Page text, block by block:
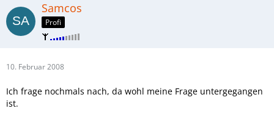
Samcos
Profi
10. Februar 2008
Ich frage nochmals nach, da wohl meine Frage untergegangen
ist.